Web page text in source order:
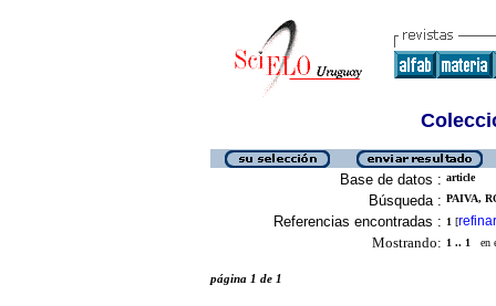
Base de datos : article
Búsqueda : PAIVA,
Referencias encontradas : 1 [refinar
Mostrando: 1 .. 1 en
página 1 de 1